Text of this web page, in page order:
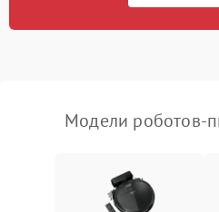
Модели роботов-